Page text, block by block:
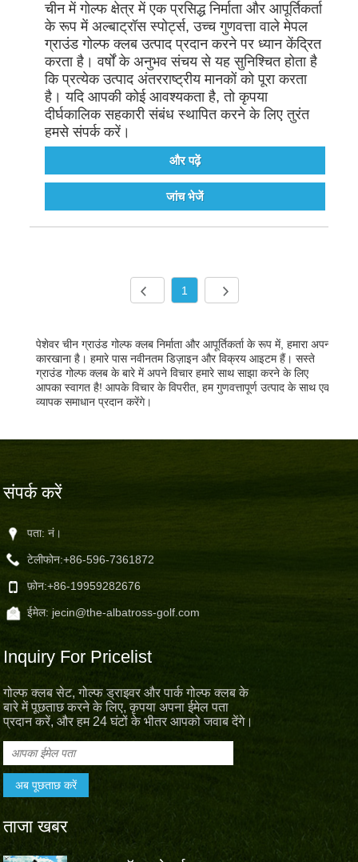
चीन में गोल्फ क्षेत्र में एक प्रसिद्ध निर्माता और आपूर्तिकर्ता
के रूप में अल्बाट्रॉस स्पोर्ट्स, उच्च गुणवत्ता वाले मेपल
ग्राउंड गोल्फ क्लब उत्पाद प्रदान करने पर ध्यान केंद्रित
करता है। वर्षों के अनुभव संचय से यह सुनिश्चित होता है
कि प्रत्येक उत्पाद अंतरराष्ट्रीय मानकों को पूरा करता
है। यदि आपकी कोई आवश्यकता है, तो कृपया
दीर्घकालिक सहकारी संबंध स्थापित करने के लिए तुरंत
हमसे संपर्क करें।
और पढ़ें
जांच भेजें
1
पेशेवर चीन ग्राउंड गोल्फ क्लब निर्माता और आपूर्तिकर्ता के रूप में, हमारा अपना
कारखाना है। हमारे पास नवीनतम डिज़ाइन और विक्रय आइटम हैं। सस्ते
ग्राउंड गोल्फ क्लब के बारे में अपने विचार हमारे साथ साझा करने के लिए
आपका स्वागत है! आपके विचार के विपरीत, हम गुणवत्तापूर्ण उत्पाद के साथ एक
व्यापक समाधान प्रदान करेंगे।
संपर्क करें
पता: नं।
टेलीफोन:+86-596-7361872
फ़ोन:+86-19959282676
ईमेल: jecin@the-albatross-golf.com
Inquiry For Pricelist
गोल्फ क्लब सेट, गोल्फ ड्राइवर और पार्क गोल्फ क्लब के
बारे में पूछताछ करने के लिए, कृपया अपना ईमेल पता
प्रदान करें, और हम 24 घंटों के भीतर आपको जवाब देंगे।
ताजा खबर